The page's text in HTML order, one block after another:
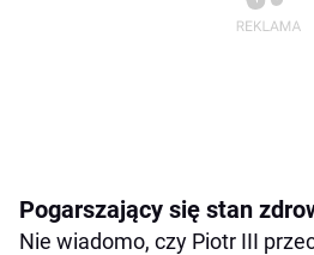
Pogarszający się stan
Nie wiadomo, czy Piotr III